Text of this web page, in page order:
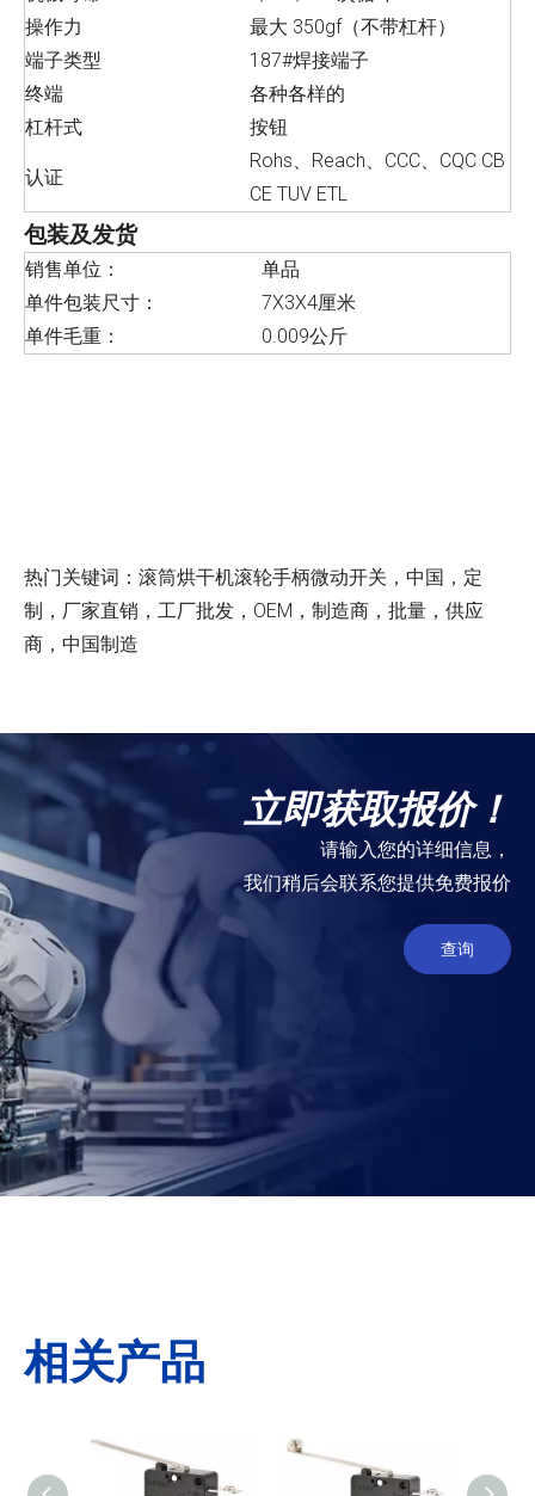
操作力
最大 350gf（不带杠杆）
端子类型
187#焊接端子
终端
各种各样的
杠杆式
按钮
认证
Rohs、Reach、CCC、CQC CB
CE TUV ETL
包装及发货
销售单位：
单品
单件包装尺寸：
7X3X4厘米
单件毛重：
0.009公斤
热门关键词：滚筒烘干机滚轮手柄微动开关，中国，定
制，厂家直销，工厂批发，OEM，制造商，批量，供应
商，中国制造
立即获取报价！
请输入您的详细信息，
我们稍后会联系您提供免费报价
查询
相关产品